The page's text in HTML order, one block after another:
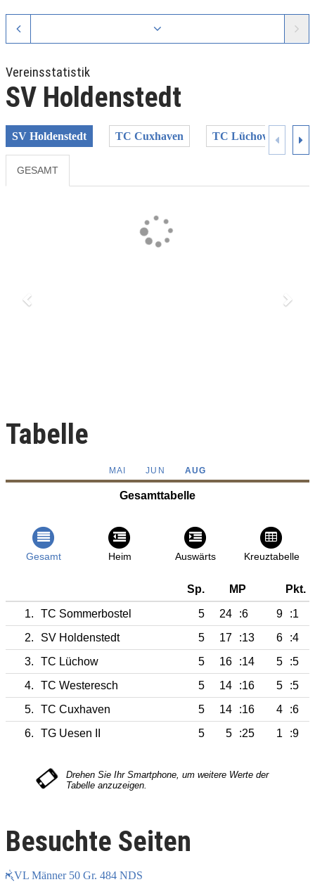
Vereinsstatistik
SV Holdenstedt
SV Holdenstedt TC Cuxhaven TC Lüchow
GESAMT
Tabelle
MAI JUN AUG
Gesamttabelle
Gesamt Heim Auswärts Kreuztabelle
Sp. MP Pkt.
1. TC Sommerbostel 5 24 :6 9
:1
2.
SV Holdenstedt 5 17 :13 6
:4
3.
TC Lüchow 5 16 :14 5
:5
4.
TC Westeresch 5 14 :16 5
:5
5.
TC Cuxhaven 5 14 :16 4
:6
6.
TG Uesen II 5 5 :25 1 :9
Besuchte Seiten
VL Männer 50 Gr. 484 NDS